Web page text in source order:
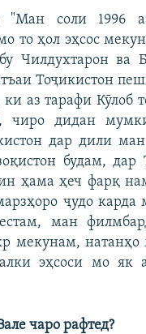
"Ман соли 1996
то ҳол эҳсос
Чилдухтарон ва
Тоҷикистон
аз тарафи Кӯлоб
чиро дидан
дар дили
будам, дар
ҳама ҳеч фарқ
ҷудо
ман
мекунам,
эҳсоси мо як
чаро рафтед?